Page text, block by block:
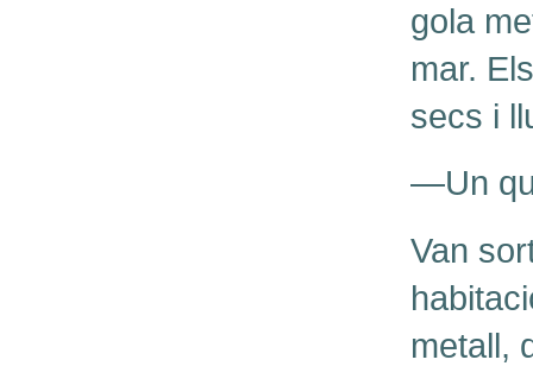
gola
mar.
secs i
—Un
Van
metall,